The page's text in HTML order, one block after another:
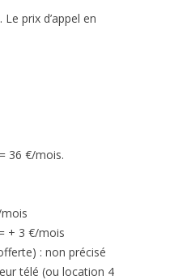
prix d’appel en
36 €/mois.
+ 3 €/mois
: non précisé
télé (ou location 4